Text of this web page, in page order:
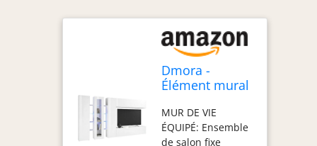
préférés qui
resteront exposés
sur les étagères -
L'espace à
est parfait pour
ranger
soigneusement vos
Dmora -
Élément mural
TV 3 portes,
Meuble de
MUR DE VIE
ÉQUIPÉ: Ensemble
de salon fixe